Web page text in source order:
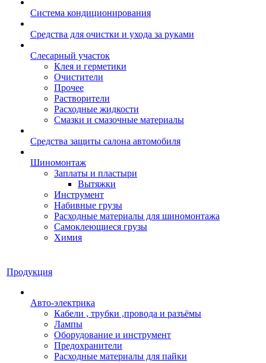
Система кондиционирования
Средства для очистки и ухода за руками
Слесарный участок
Клея и герметики
Очистители
Прочее
Растворители
Расходные жидкости
Смазки и смазочные материалы
Средства защиты салона автомобиля
Шиномонтаж
Заплаты и пластыри
Вытяжки
Инструмент
Набивные грузы
Расходные материалы для шиномонтажа
Самоклеющиеся грузы
Химия
Продукция
Авто-электрика
Кабели , трубки ,провода и разъёмы
Лампы
Оборудование и инструмент
Предохранители
Расходные материалы для пайки